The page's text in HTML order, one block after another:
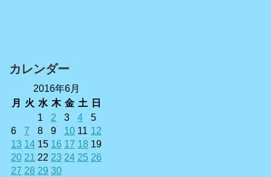
カレンダー
2016年6月
月
火 水 木 金 土 日
1 2 3 4
5
6
7 8 9 10 11 12
13 14 15 16 17 18 19
20 21 22 23 24 25 26
27 28 29 30